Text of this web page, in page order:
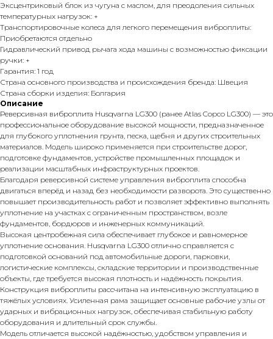
Эксцентриковый блок из чугуна с маслом, для преодоления сильных
температурных нагрузок: +
Транспортировочные колеса для легкого перемещения виброплиты:
Приобретаются отдельно
Гидравлический привод рычага хода машины с возможностью фиксации
ручки: +
Гарантия: 1 год
Страна основного производства и происхождения бренда: Швеция
Страна сборки изделия: Болгария
Описание
Реверсивная виброплита Husqvarna LG300 (ранее Atlas Copco LG300) — это
профессиональное оборудование высокой мощности, предназначенное
для глубокого уплотнения грунта, песка, щебня и других строительных
материалов. Модель широко применяется при строительстве дорог,
подготовке фундаментов, устройстве промышленных площадок и
реализации масштабных инфраструктурных проектов.
Благодаря реверсивной системе управления виброплита способна
двигаться вперёд и назад без необходимости разворота. Это существенно
повышает производительность работ и позволяет эффективно выполнять
уплотнение на участках с ограниченным пространством, возле
фундаментов, бордюров и инженерных коммуникаций.
Высокая центробежная сила обеспечивает глубокое и равномерное
уплотнение основания. Husqvarna LG300 отлично справляется с
подготовкой оснований под автомобильные дороги, парковки,
логистические комплексы, складские территории и производственные
объекты, где требуется высокая плотность и надёжность покрытия.
Конструкция виброплиты рассчитана на интенсивную эксплуатацию в
тяжёлых условиях. Усиленная рама защищает основные рабочие узлы от
ударных и вибрационных нагрузок, обеспечивая стабильную работу
оборудования и длительный срок службы.
Модель отличается высокой надёжностью, удобством управления и